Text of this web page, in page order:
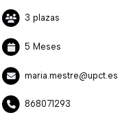
3 plazas
5 Meses
maria.mestre@upct.es
868071293